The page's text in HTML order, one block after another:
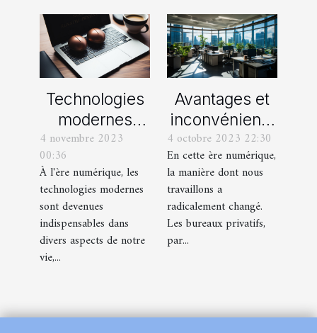
Technologies
modernes
utilisées pour
le processus
de visa pour la
Chine
4 novembre 2023
00:36
À l'ère numérique, les
technologies modernes
sont devenues
indispensables dans
divers aspects de notre
vie,...
Avantages et
inconvénients
de la location
de bureaux
privatifs à l'ère
du numérique
4 octobre 2023 22:30
En cette ère numérique,
la manière dont nous
travaillons a
radicalement changé.
Les bureaux privatifs,
par...